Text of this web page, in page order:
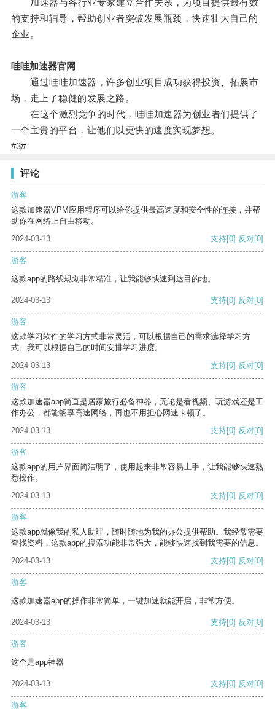
加速器与各行业专家建立合作关系，为项目提供最有效
的支持和辅导，帮助创业者突破发展瓶颈，快速壮大自己的
企业。
哇哇加速器官网
通过哇哇加速器，许多创业项目成功获得投资、拓展市
场，走上了稳健的发展之路。
在这个激烈竞争的时代，哇哇加速器为创业者们提供了
一个宝贵的平台，让他们以更快的速度实现梦想。
#3#
评论
游客
这款加速器VPM应用程序可以给你提供最高速度和安全性的连接，并帮
助你在网络上自由移动。
2024-03-13
支持[0] 反对[0]
游客
这款app的路线规划非常精准，让我能够快速到达目的地。
2024-03-13 支持[0] 反对[0]
游客
这款学习软件的学习方式非常灵活，可以根据自己的需求选择学习方
式。我可以根据自己的时间安排学习进度。
2024-03-13
支持[0] 反对[0]
游客
这款加速器app简直是居家旅行必备神器，无论是看视频、玩游戏还是工
作办公，都能畅享高速网络，再也不用担心网速卡顿了。
2024-03-13
支持[0] 反对[0]
游客
这款app的用户界面简洁明了，使用起来非常容易上手，让我能够快速熟
悉操作。
2024-03-13
支持[0] 反对[0]
游客
这款app就像我的私人助理，随时随地为我的办公提供帮助。我经常需要
查找资料，这款app的搜索功能非常强大，能够快速找到我需要的信息。
2024-03-13
支持[0] 反对[0]
游客
这款加速器app的操作非常简单，一键加速就能开启，非常方便。
2024-03-13 支持[0] 反对[0]
游客
这个是app神器
2024-03-13 支持[0] 反对[0]
游客